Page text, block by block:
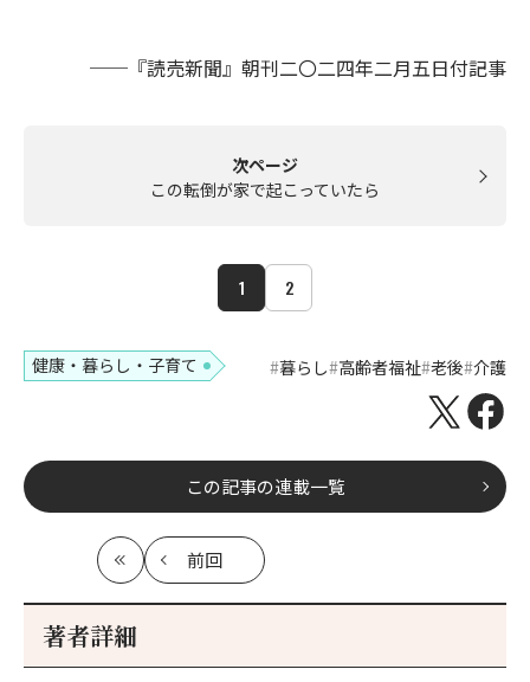
──『読売新聞』朝刊二〇二四年二月五日付記事
次ページ
この転倒が家で起こっていたら
1 2
健康・暮らし・子育て 暮らし 高齢者福祉 老後 介護
この記事の連載一覧
最
初
前回
記
著者詳細